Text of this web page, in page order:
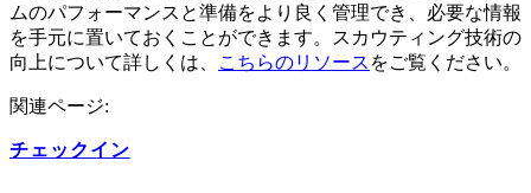
ムのパフォーマンスと準備をより良く管理でき、必要な情報
を手元に置いておくことができます。スカウティング技術の
向上について詳しくは、
こちらのリソース をご覧ください。
関連ページ:
チェックイン